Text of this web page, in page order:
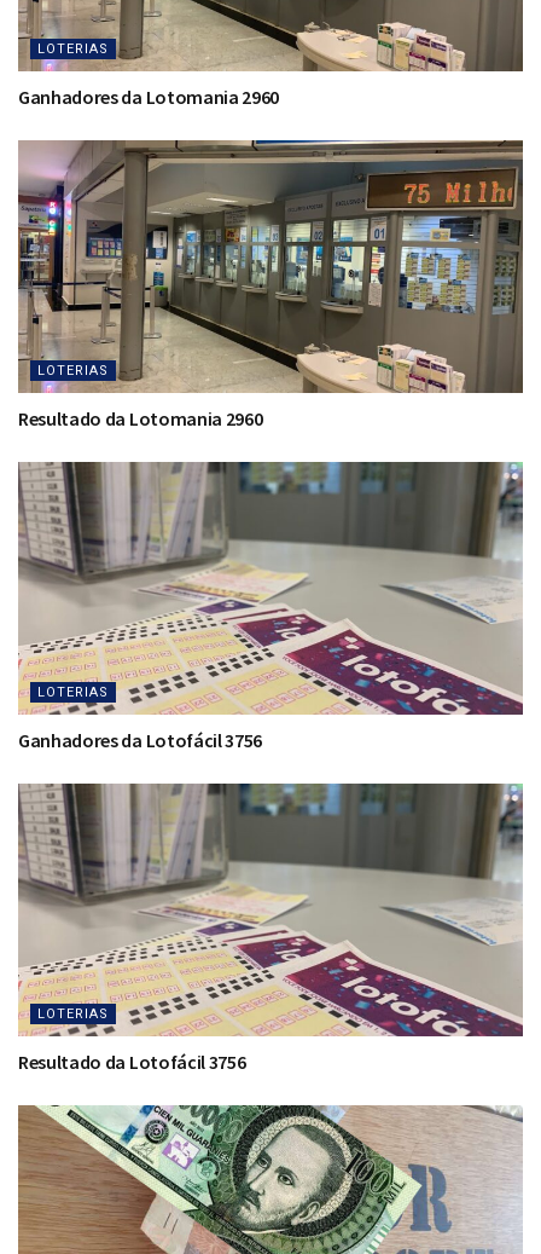
LOTERIAS
Ganhadores da Lotomania 2960
LOTERIAS
Resultado da Lotomania 2960
LOTERIAS
Ganhadores da Lotofácil 3756
LOTERIAS
Resultado da Lotofácil 3756